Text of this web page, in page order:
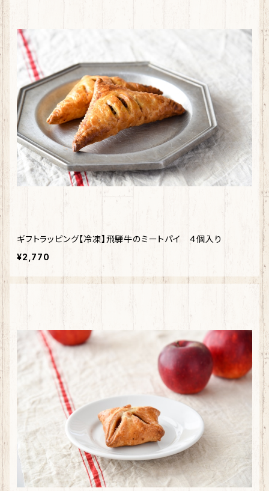
ギフトラッピング【冷凍】飛騨牛のミートパイ ４個入り
¥2,770